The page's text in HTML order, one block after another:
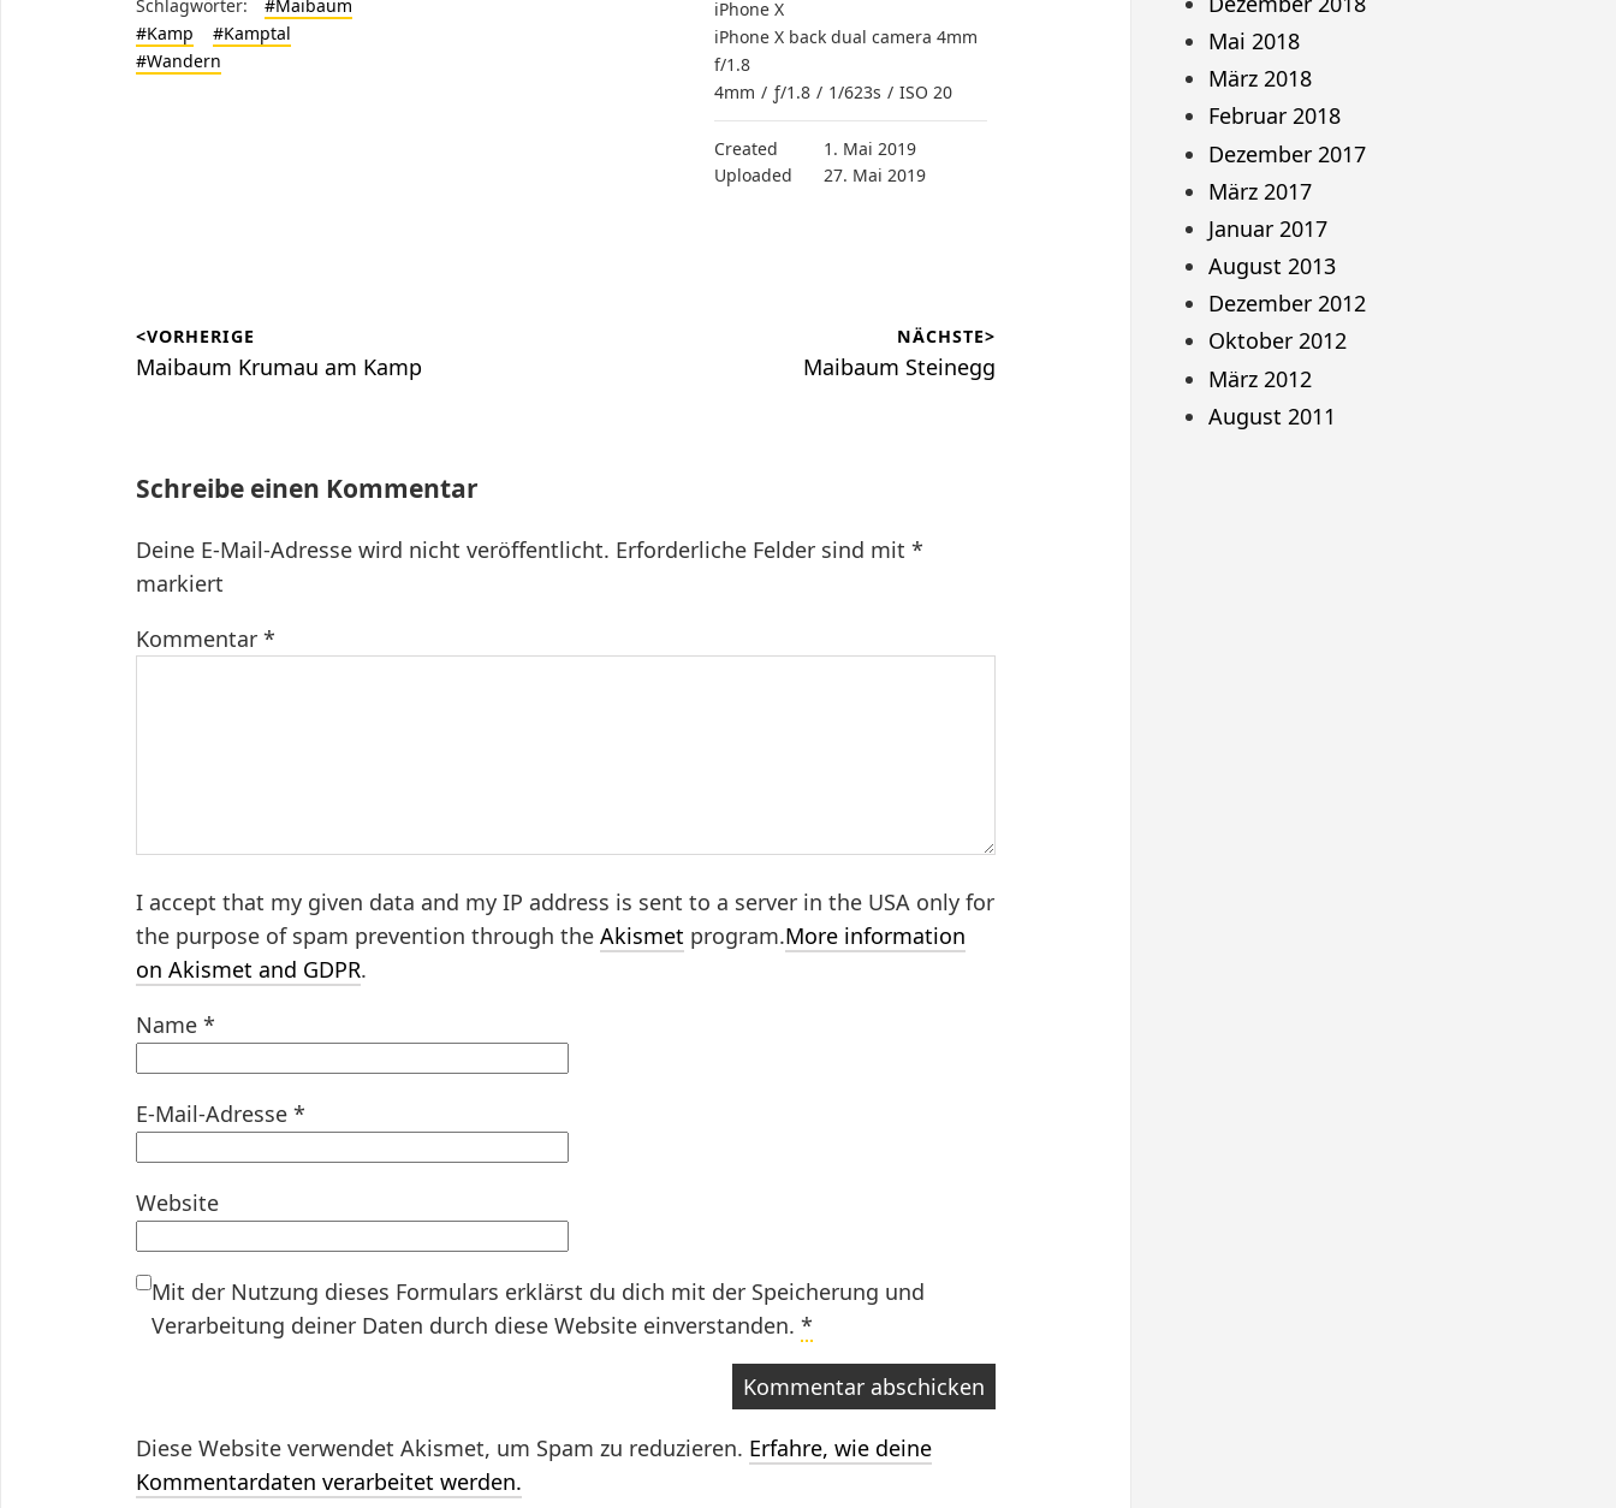
Schlagwörter:
#Maibaum
#Kamp
#Kamptal
#Wandern
iPhone X
iPhone X back dual camera 4mm
f/1.8
4mm / ƒ/1.8 / 1/623s / ISO 20
Created
1. Mai 2019
Uploaded
27. Mai 2019
<VORHERIGE
Vorheriger
Maibaum Krumau am Kamp
NÄCHSTE>
Nächster
Maibaum Steinegg
Schreibe einen Kommentar
Deine E-Mail-Adresse wird nicht veröffentlicht. Erforderliche Felder sind mit *
markiert
Kommentar *
I accept that my given data and my IP address is sent to a server in the USA only for
the purpose of spam prevention through the Akismet program.More information
on Akismet and GDPR.
Name *
E-Mail-Adresse *
Website
Mit der Nutzung dieses Formulars erklärst du dich mit der Speicherung und
Verarbeitung deiner Daten durch diese Website einverstanden. *
Diese Website verwendet Akismet, um Spam zu reduzieren. Erfahre, wie deine
Kommentardaten verarbeitet werden.
Mai 2018
März 2018
Februar 2018
Dezember 2017
März 2017
Januar 2017
August 2013
Dezember 2012
Oktober 2012
März 2012
August 2011